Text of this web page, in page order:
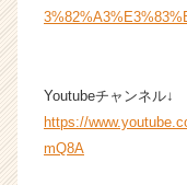
Youtubeチャンネル↓
https://
mQ8A